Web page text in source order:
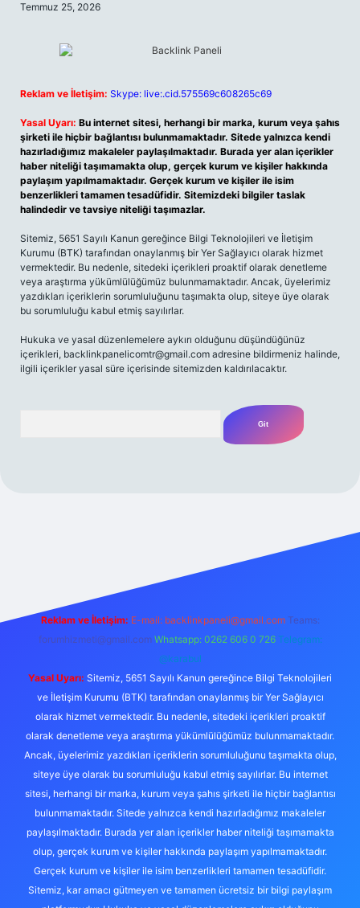
Temmuz 25, 2026
Reklam ve İletişim: Skype: live:.cid.575569c608265c69
Yasal Uyarı: Bu internet sitesi, herhangi bir marka, kurum veya şahıs
şirketi ile hiçbir bağlantısı bulunmamaktadır. Sitede yalnızca kendi
hazırladığımız makaleler paylaşılmaktadır. Burada yer alan içerikler
haber niteliği taşımamakta olup, gerçek kurum ve kişiler hakkında
paylaşım yapılmamaktadır. Gerçek kurum ve kişiler ile isim
benzerlikleri tamamen tesadüfidir. Sitemizdeki bilgiler taslak
halindedir ve tavsiye niteliği taşımazlar.
Sitemiz, 5651 Sayılı Kanun gereğince Bilgi Teknolojileri ve İletişim
Kurumu (BTK) tarafından onaylanmış bir Yer Sağlayıcı olarak hizmet
vermektedir. Bu nedenle, sitedeki içerikleri proaktif olarak denetleme
veya araştırma yükümlülüğümüz bulunmamaktadır. Ancak, üyelerimiz
yazdıkları içeriklerin sorumluluğunu taşımakta olup, siteye üye olarak
bu sorumluluğu kabul etmiş sayılırlar.
Hukuka ve yasal düzenlemelere aykırı olduğunu düşündüğünüz
içerikleri, backlinkpanelicomtr@gmail.com adresine bildirmeniz halinde,
ilgili içerikler yasal süre içerisinde sitemizden kaldırılacaktır.
m elexbet
Reklam ve İletişim: E-mail: backlinkpaneli@gmail.com Teams:
forumhizmeti@gmail.com Whatsapp: 0262 606 0 726 Telegram:
@karabul
Yasal Uyarı: Sitemiz, 5651 Sayılı Kanun gereğince Bilgi Teknolojileri
ve İletişim Kurumu (BTK) tarafından onaylanmış bir Yer Sağlayıcı
olarak hizmet vermektedir. Bu nedenle, sitedeki içerikleri proaktif
olarak denetleme veya araştırma yükümlülüğümüz bulunmamaktadır.
Ancak, üyelerimiz yazdıkları içeriklerin sorumluluğunu taşımakta olup,
siteye üye olarak bu sorumluluğu kabul etmiş sayılırlar. Bu internet
sitesi, herhangi bir marka, kurum veya şahıs şirketi ile hiçbir bağlantısı
bulunmamaktadır. Sitede yalnızca kendi hazırladığımız makaleler
paylaşılmaktadır. Burada yer alan içerikler haber niteliği taşımamakta
olup, gerçek kurum ve kişiler hakkında paylaşım yapılmamaktadır.
Gerçek kurum ve kişiler ile isim benzerlikleri tamamen tesadüfidir.
Sitemiz, kar amacı gütmeyen ve tamamen ücretsiz bir bilgi paylaşım